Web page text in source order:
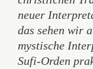
neuer
das sehen wir
mystische
Sufi-Orden